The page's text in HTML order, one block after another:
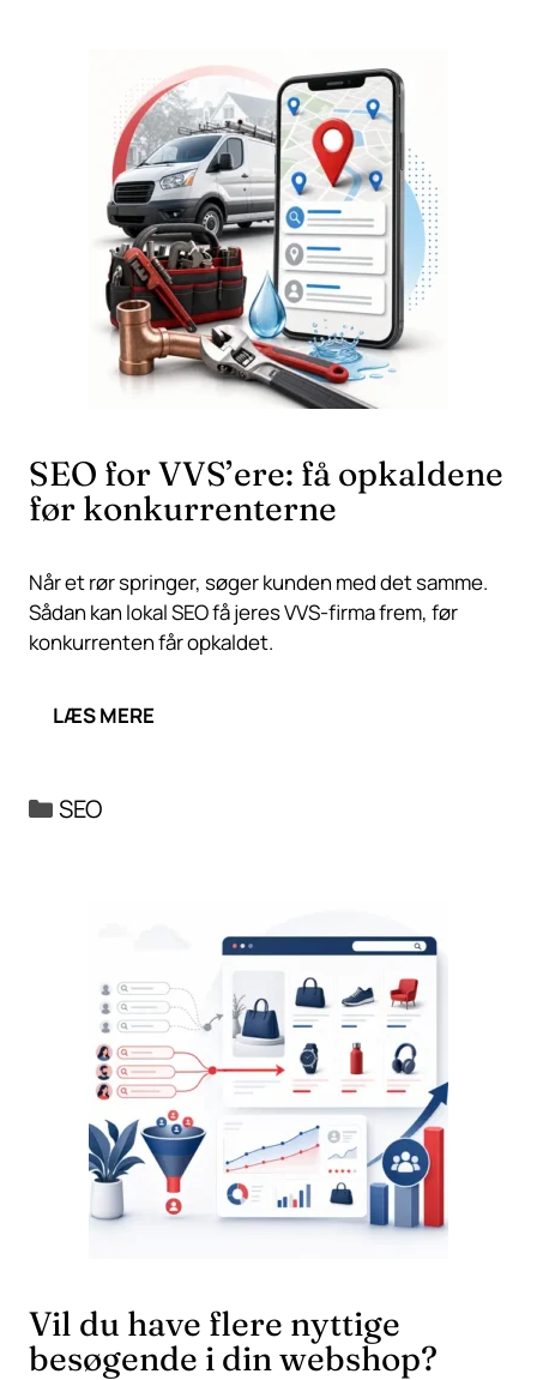
SEO for VVS’ere: få opkaldene
før konkurrenterne
Når et rør springer, søger kunden med det samme.
Sådan kan lokal SEO få jeres VVS-firma frem, før
konkurrenten får opkaldet.
LÆS MERE
Kategorier
SEO
Vil du have flere nyttige
besøgende i din webshop?